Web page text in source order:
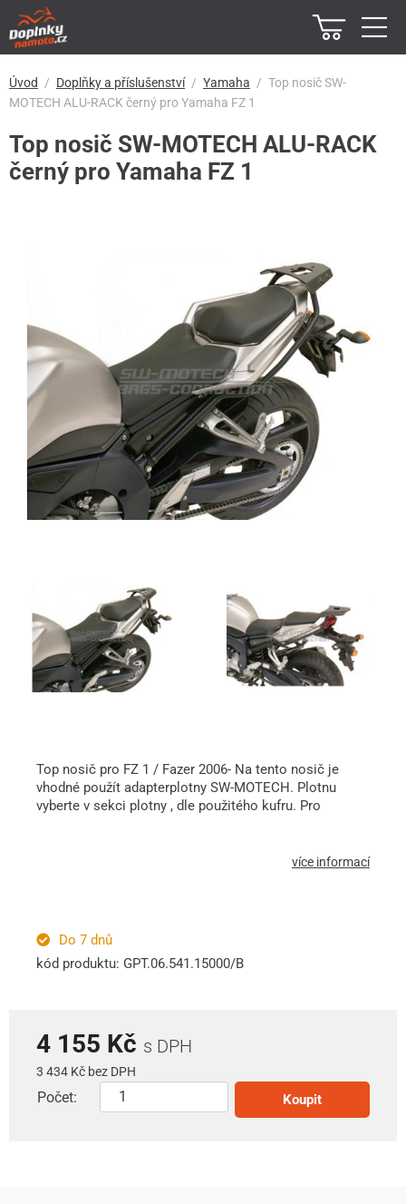
Úvod Doplňky a příslušenství Yamaha
Top nosič SW-
MOTECH ALU-RACK černý pro Yamaha FZ 1
Top nosič SW-MOTECH ALU-RACK
černý pro Yamaha FZ 1
Top nosič pro FZ 1 / Fazer 2006- Na tento nosič je
vhodné použít adapterplotny SW-MOTECH. Plotnu
vyberte v sekci plotny , dle použitého kufru. Pro
více informací
Do 7 dnů
kód produktu: GPT.06.541.15000/B
4 155 Kč s DPH
3 434 Kč bez DPH
Počet: Koupit